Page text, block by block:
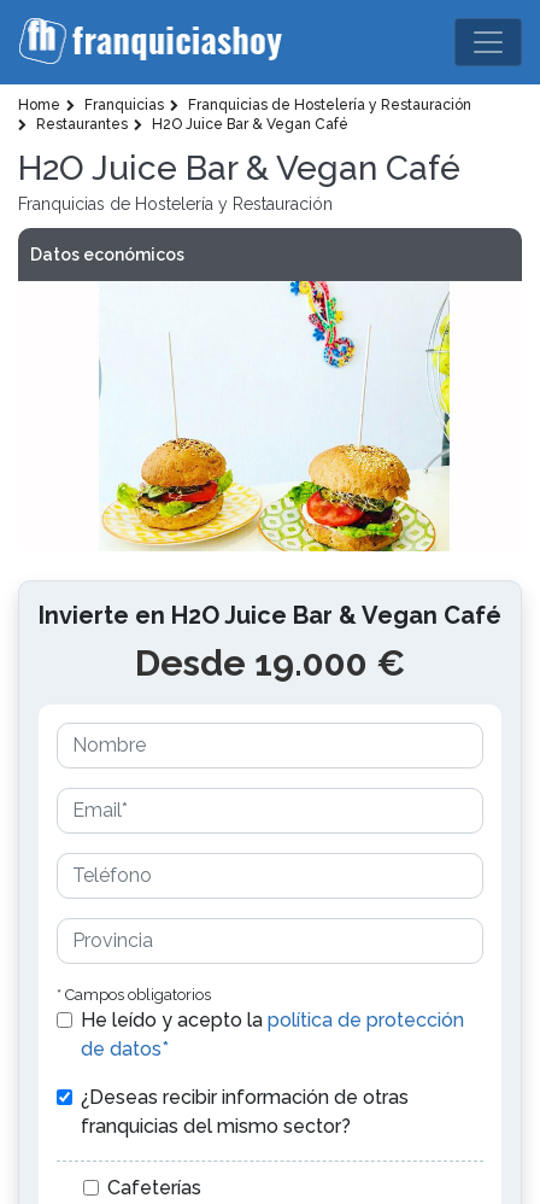
Home Franquicias
Franquicias de Hostelería y Restauración
Restaurantes
H2O Juice Bar & Vegan Café
H2O Juice Bar & Vegan Café
Franquicias de Hostelería y Restauración
Datos económicos
Invierte en H2O Juice Bar & Vegan Café
Desde 19.000 €
* Campos obligatorios
He leído y acepto la política de protección
de datos*
¿Deseas recibir información de otras
franquicias del mismo sector?
Cafeterías